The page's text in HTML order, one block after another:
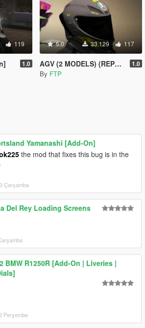
119
1.0
5.0 33.129 117
AGV (2 MODELS) (REPLACE/FREEMODE MALE) 1.0
By FTP
Yamanashi [Add-On]
the mod that fixes this bug is in the
Çarşamba
Del Rey Loading Screens
BMW R1250R [Add-On | Liveries |
Perşembe